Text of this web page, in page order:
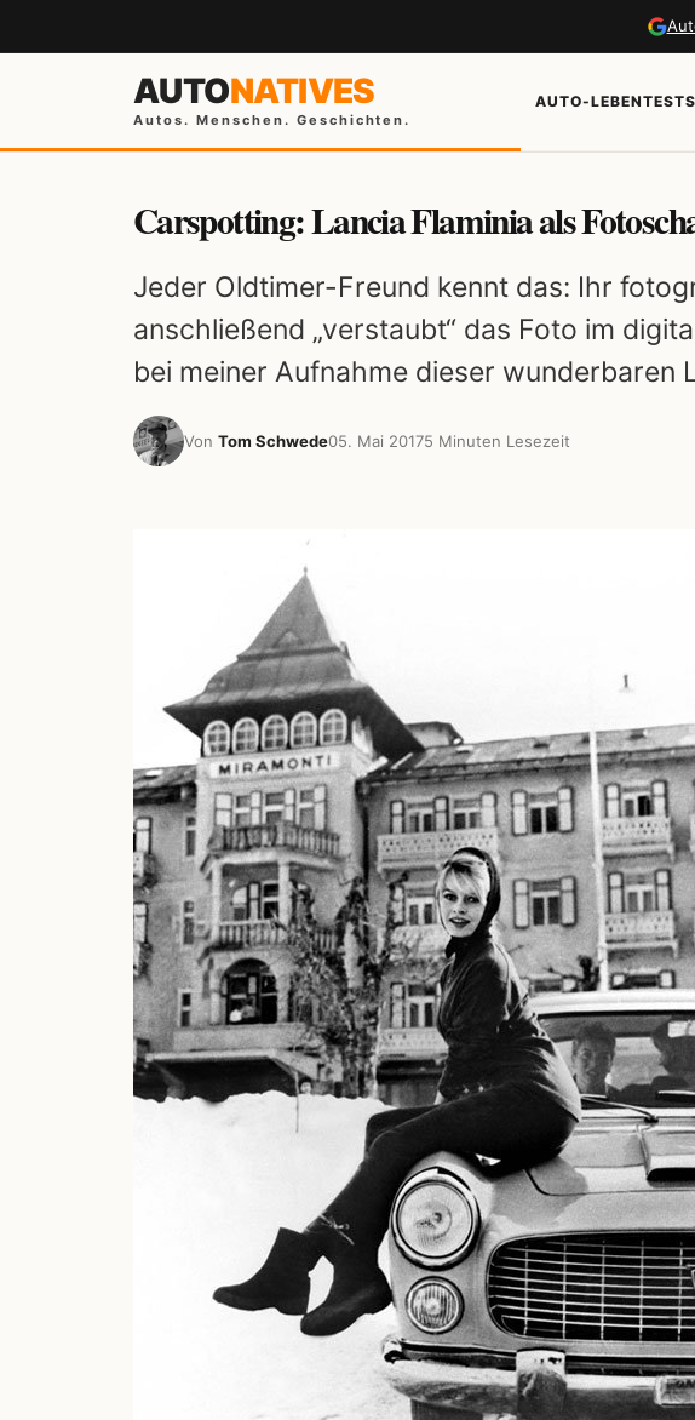
AUTONATIVES
Autos. Menschen. Geschichten.
AUTO-LEBEN
Carspotting: Lancia Flaminia als
Jeder Oldtimer-Freund kennt das: Ihr
anschließend „verstaubt“ das Foto im
bei meiner Aufnahme dieser wunderbaren
Von Tom Schwede05. Mai 20175 Minuten Lesezeit